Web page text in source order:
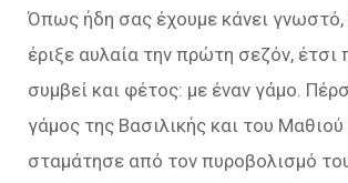
Όπως ήδη σας έχουμε κάνει
έριξε αυλαία την πρώτη σεζόν, έτσι
συμβεί και φέτος: με έναν γάμο.
γάμος της Βασιλικής και του
σταμάτησε από τον πυροβολισμό